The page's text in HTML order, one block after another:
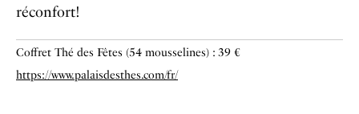
réconfort!
Coffret Thé des Fêtes (54 mousselines) : 39 €
https://www.palaisdesthes.com/fr/